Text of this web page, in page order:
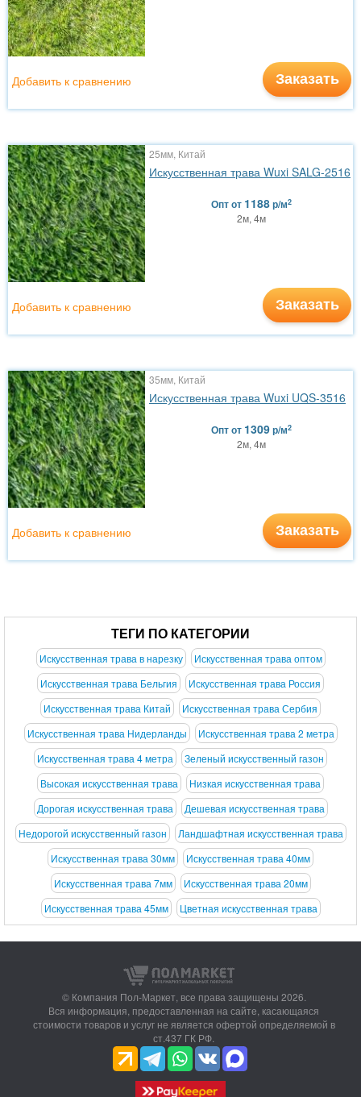
Заказать
Добавить к сравнению
25мм, Китай
Искусственная трава Wuxi SALG-2516
Оптот 1188р/м2
2м, 4м
Заказать
Добавить к сравнению
35мм, Китай
Искусственная трава Wuxi UQS-3516
Оптот 1309р/м2
2м, 4м
Заказать
Добавить к сравнению
ТЕГИ ПО КАТЕГОРИИ
Искусственная трава в нарезку
Искусственная трава оптом
Искусственная трава Бельгия
Искусственная трава Россия
Искусственная трава Китай
Искусственная трава Сербия
Искусственная трава Нидерланды
Искусственная трава 2 метра
Искусственная трава 4 метра
Зеленый искусственный газон
Высокая искусственная трава
Низкая искусственная трава
Дорогая искусственная трава
Дешевая искусственная трава
Недорогой искусственный газон
Ландшафтная искусственная трава
Искусственная трава 30мм
Искусственная трава 40мм
Искусственная трава 7мм
Искусственная трава 20мм
Искусственная трава 45мм
Цветная искусственная трава
© Компания Пол-Маркет, все права защищены 2026.
Вся информация, предоставленная на сайте, касающаяся
стоимости товаров и услуг не является офертой определяемой в
ст.437 ГК РФ.